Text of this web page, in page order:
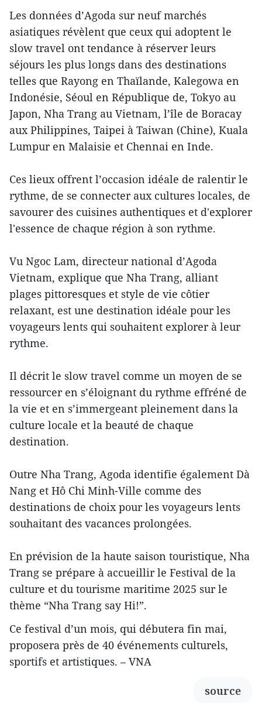
Les données d’Agoda sur neuf marchés
asiatiques révèlent que ceux qui adoptent le
slow travel ont tendance à réserver leurs
séjours les plus longs dans des destinations
telles que Rayong en Thaïlande, Kalegowa en
Indonésie, Séoul en République de, Tokyo au
Japon, Nha Trang au Vietnam, l’île de Boracay
aux Philippines, Taipei à Taiwan (Chine), Kuala
Lumpur en Malaisie et Chennai en Inde.
Ces lieux offrent l’occasion idéale de ralentir le
rythme, de se connecter aux cultures locales, de
savourer des cuisines authentiques et d'explorer
l'essence de chaque région à son rythme.
Vu Ngoc Lam, directeur national d’Agoda
Vietnam, explique que Nha Trang, alliant
plages pittoresques et style de vie côtier
relaxant, est une destination idéale pour les
voyageurs lents qui souhaitent explorer à leur
rythme.
Il décrit le slow travel comme un moyen de se
ressourcer en s’éloignant du rythme effréné de
la vie et en s’immergeant pleinement dans la
culture locale et la beauté de chaque
destination.
Outre Nha Trang, Agoda identifie également Dà
Nang et Hô Chi Minh-Ville comme des
destinations de choix pour les voyageurs lents
souhaitant des vacances prolongées.
En prévision de la haute saison touristique, Nha
Trang se prépare à accueillir le Festival de la
culture et du tourisme maritime 2025 sur le
thème “Nha Trang say Hi!”.
Ce festival d’un mois, qui débutera fin mai,
proposera près de 40 événements culturels,
sportifs et artistiques. – VNA
source